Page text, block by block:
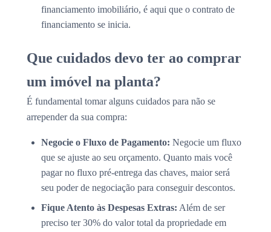
financiamento imobiliário, é aqui que o contrato de
financiamento se inicia.
Que cuidados devo ter ao comprar
um imóvel na planta?
É fundamental tomar alguns cuidados para não se
arrepender da sua compra:
Negocie o Fluxo de Pagamento: Negocie um fluxo
que se ajuste ao seu orçamento. Quanto mais você
pagar no fluxo pré-entrega das chaves, maior será
seu poder de negociação para conseguir descontos.
Fique Atento às Despesas Extras: Além de ser
preciso ter 30% do valor total da propriedade em